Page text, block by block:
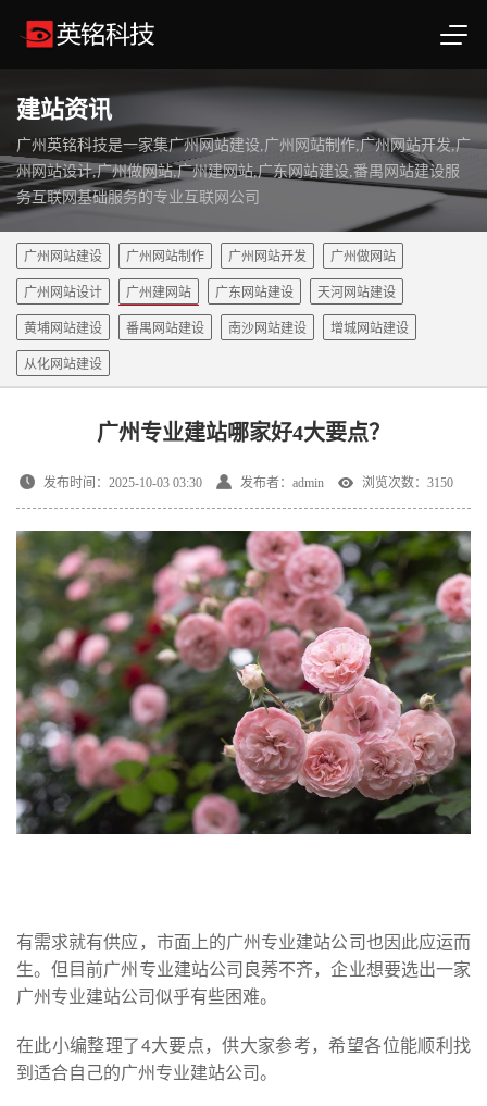
建站资讯
广州英铭科技是一家集广州网站建设,广州网站制作,广州网站开发,广
州网站设计,广州做网站,广州建网站,广东网站建设,番禺网站建设服
务互联网基础服务的专业互联网公司
广州网站建设 广州网站制作 广州网站开发 广州做网站
广州网站设计 广州建网站 广东网站建设 天河网站建设
黄埔网站建设 番禺网站建设 南沙网站建设 增城网站建设
从化网站建设
广州专业建站哪家好4大要点？
发布时间：2025-10-03 03:30 发布者：admin 浏览次数：3150
有需求就有供应，市面上的广州专业建站公司也因此应运而
生。但目前广州专业建站公司良莠不齐，企业想要选出一家
广州专业建站公司似乎有些困难。
在此小编整理了4大要点，供大家参考，希望各位能顺利找
到适合自己的广州专业建站公司。